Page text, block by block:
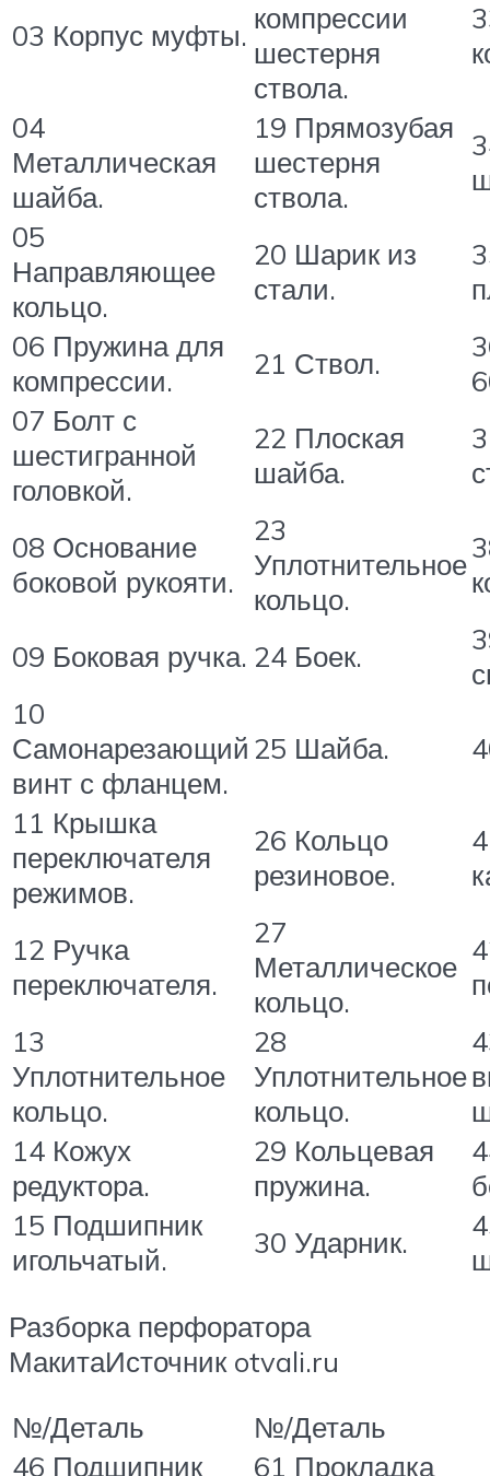
03 Корпус муфты. компрессии
шестерня
ствола.
04
Металлическая
шайба.
19 Прямозубая
шестерня
ствола.
05
Направляющее
кольцо.
20 Шарик из
стали.
06 Пружина для
компрессии.
21 Ствол.
07 Болт с
шестигранной
головкой.
22 Плоская
шайба.
08 Основание
боковой рукояти.
23
Уплотнительное
кольцо.
09 Боковая ручка. 24 Боек.
10
Самонарезающий
винт с фланцем.
25 Шайба.
11 Крышка
переключателя
режимов.
26 Кольцо
резиновое.
12 Ручка
переключателя.
27
Металлическое
кольцо.
13
Уплотнительное
кольцо.
28
Уплотнительное
кольцо.
14 Кожух
редуктора.
29 Кольцевая
пружина.
15 Подшипник
игольчатый.
30 Ударник.
Разборка перфоратора
МакитаИсточник otvali.ru
№/Деталь
№/Деталь
46 Подшипник
61 Прокладка